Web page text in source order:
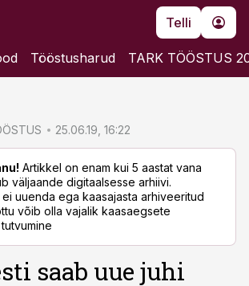
Telli
Tööstusharud TARK TÖÖSTUS
25.06.19, 16:22
Artikkel on enam kui 5 aastat vana
väljaande digitaalsesse arhiivi.
ei uuenda ega kaasajasta arhiveeritud
võib olla vajalik kaasaegsete
saab uue juhi